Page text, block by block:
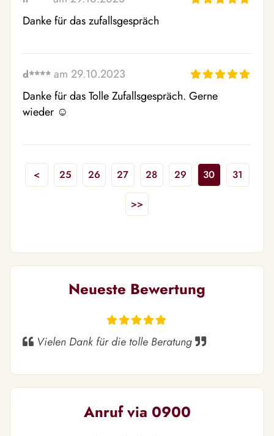
Danke für das zufallsgespräch
d**** am 29.10.2023
Danke für das Tolle Zufallsgespräch. Gerne
wieder ☺ ️
< 25 26 27 28 29 30 31
>>
Neueste Bewertung
Vielen Dank für die tolle Beratung
Anruf via 0900